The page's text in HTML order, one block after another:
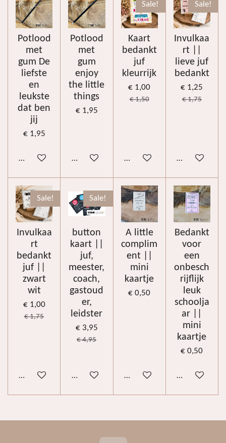
Potlood
met
gum De
liefste
en
leukste
dat ben
jij
€ 1,95
In winkelwagen
Potlood
met
gum
enjoy
the little
things
€ 1,95
In winkelwagen
Sale!
Kaart
bedankt
juf
kleurrijk
€ 1,00
€ 1,50
In winkelwagen
Sale!
Invulkaa
rt ||
lieve juf
bedankt
€ 1,25
€ 1,75
In
Sale!
Invulkaa
rt
bedankt
juf ||
zwart
wit
€ 1,00
€ 1,75
In winkelwagen
Sale!
button
kaart ||
juf,
meester,
coach,
gastoud
er,
leidster
€ 3,95
€ 4,95
Bekijk details
A little
complim
ent ||
mini
kaartje
€ 0,50
In winkelwagen
Bedankt
voor
een
onbesch
rijflijk
leuk
schoolja
ar ||
mini
kaartje
€ 0,50
In